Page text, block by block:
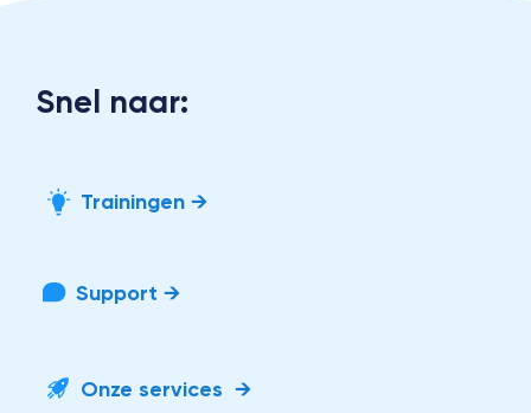
Snel naar:
Trainingen →
Support →
Onze services →